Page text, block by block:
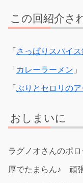
この回紹介さ
「 さっぱりスパイ
「 カレーラーメン 」
「 ぶりとセロリの
おしまいに
ラグノオさんのポ
厚でたまらん♪ 頑